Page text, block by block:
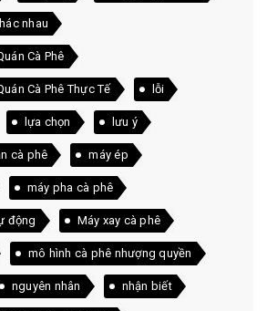
nhau
Cà Phê
Cà Phê Thực Tế lỗi
lựa chọn lưu ý
cà phê máy ép
máy pha cà phê
động Máy xay cà phê
mô hình cà phê nhượng quyền
nguyên nhân nhận biết